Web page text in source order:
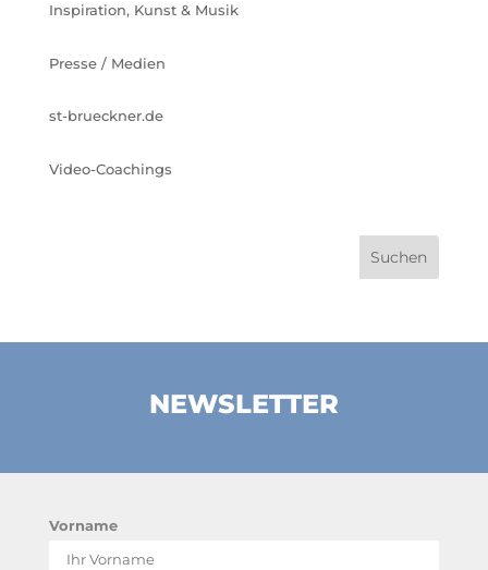
Inspiration, Kunst & Musik
Presse / Medien
st-brueckner.de
Video-Coachings
NEWSLETTER
Vorname